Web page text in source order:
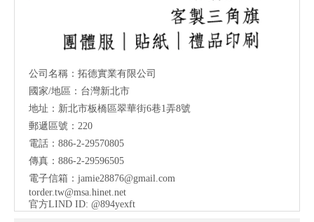
公司名稱：拓德實業有限公司
國家/地區：台灣新北市
地址：新北市板橋區翠華街6巷1弄8號
郵遞區號：220
電話：886-2-29570805
傳真：886-2-29596505
電子信箱： jamie28876@gmail.com
torder.tw@msa.hinet.net
官方LIND ID: @894yexft